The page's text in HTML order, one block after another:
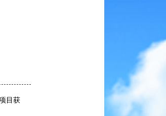
目获